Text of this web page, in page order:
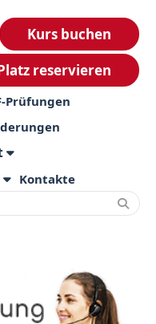
Kurs buchen
reservieren
Prüfungen
Kontakte